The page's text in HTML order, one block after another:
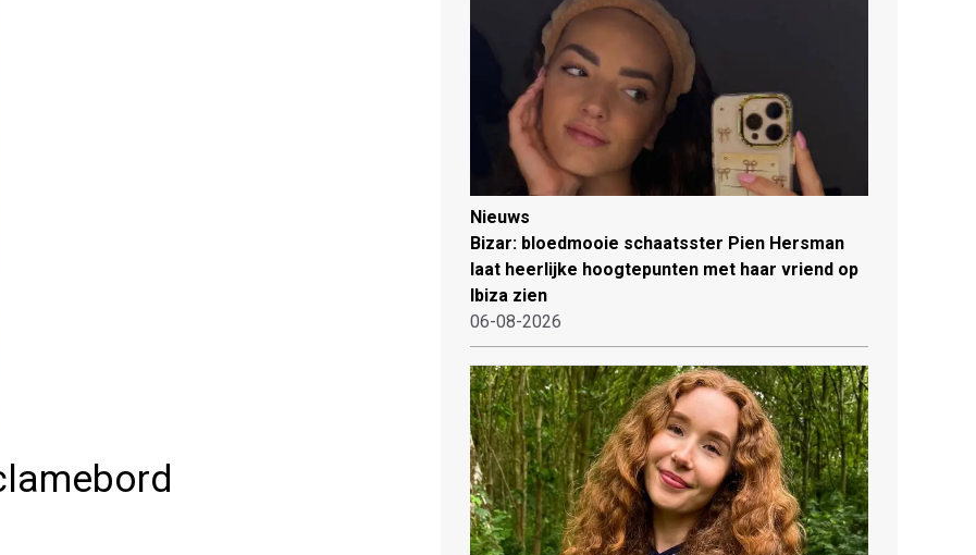
Nieuws
Bizar: bloedmooie schaatsster Pien Hersman
laat heerlijke hoogtepunten met haar vriend op
Ibiza zien
06-08-2026